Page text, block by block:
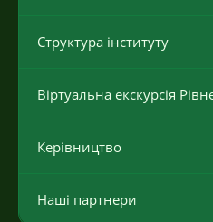
Структура інституту
Віртуальна екскурсія
Керівництво
Наші партнери